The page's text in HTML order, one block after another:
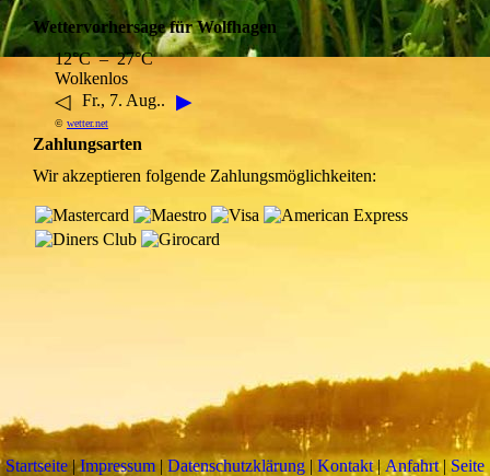
Wettervorhersage für Wolfhagen
12°C – 27°C
Wolkenlos
◁ Fr., 7. Aug.. ▶
© wetter.net
Zahlungsarten
Wir akzeptieren folgende Zahlungsmöglichkeiten:
Startseite|Impressum| Datenschutzklärung | Kontakt| Anfahrt| Seite